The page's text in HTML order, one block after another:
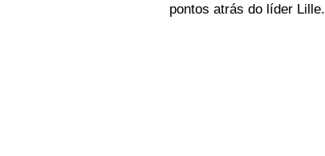
pontos atrás do líder Lille.